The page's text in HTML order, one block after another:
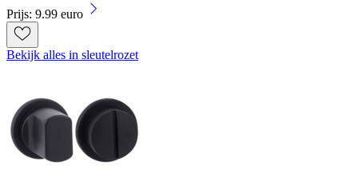
Prijs: 9.99 euro
Bekijk alles in sleutelrozet